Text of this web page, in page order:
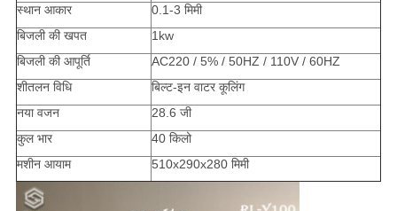
स्थान आकार
0.1-3 मिमी
बिजली की खपत
1kw
बिजली की आपूर्ति
AC220 / 5% / 50HZ / 110V / 60HZ
शीतलन विधि
बिल्ट-इन वाटर कूलिंग
नया वजन
28.6 जी
कुल भार
40 किलो
मशीन आयाम
510x290x280 मिमी